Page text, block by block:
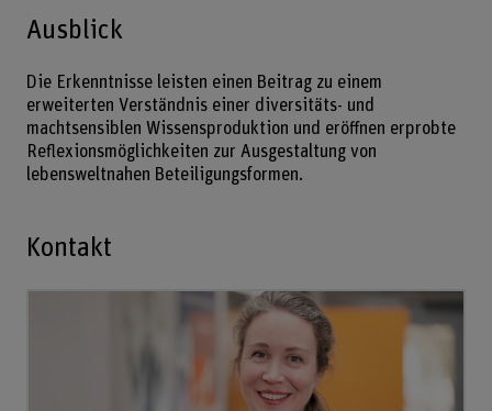
Ausblick
Die Erkenntnisse leisten einen Beitrag zu einem
erweiterten Verständnis einer diversitäts- und
machtsensiblen Wissensproduktion und eröffnen erprobte
Reflexionsmöglichkeiten zur Ausgestaltung von
lebensweltnahen Beteiligungsformen.
Kontakt